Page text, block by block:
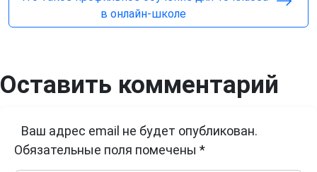
в онлайн-школе
Оставить комментарий
Ваш адрес email не будет опубликован.
Обязательные поля помечены *